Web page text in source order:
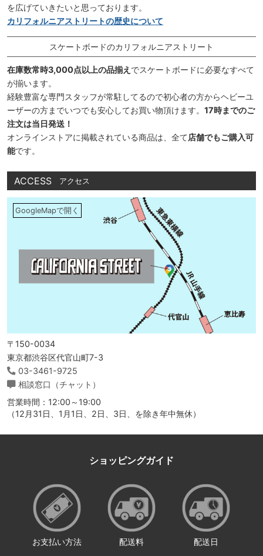
を広げていきたいと思っております。
カリフォルニアストリートの歴史について
スケートボードのカリフォルニアストリート
在庫数常時3,000点以上の品揃え でスケートボードに必要なすべて
が揃います。
経験豊富な専門スタッフが常駐してるので初心者の方からヘビーユ
ーザーの方までいつでも安心してお買い物頂けます。 17時までのご
注文は当日発送！
オンラインストアに掲載されている商品は、全て店舗でもご購入可
能です。
ACCESS アクセス
GoogleMapで開く
〒150-0034
東京都渋谷区代官山町7-3
03-3461-9725
相談窓口（チャット）
営業時間：12:00～19:00
（12月31日、1月1日、2日、3日、を除き年中無休）
ショッピングガイド
お支払い方法 配送料 配送日